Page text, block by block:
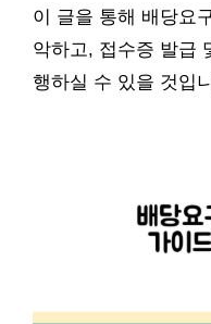
이 글을 통해 배당요
악하고, 접수증 발급
행하실 수 있을 것입